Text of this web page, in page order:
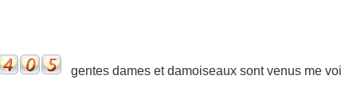
gentes dames et damoiseaux sont venus me